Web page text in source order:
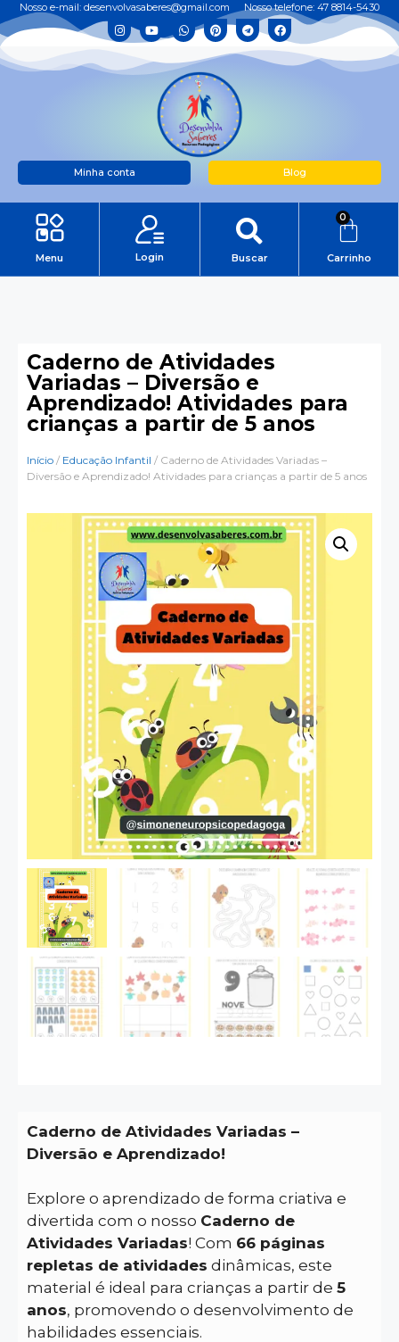
Nosso e-mail: desenvolvasaberes@gmail.com Nosso telefone: 47 8814-5430
Minha conta Blog
Menu Login Buscar
0
Carrinho
Caderno de Atividades
Variadas – Diversão e
Aprendizado! Atividades para
crianças a partir de 5 anos
Início / Educação Infantil / Caderno de Atividades Variadas –
Diversão e Aprendizado! Atividades para crianças a partir de 5 anos
Caderno de Atividades Variadas –
Diversão e Aprendizado!
Explore o aprendizado de forma criativa e
divertida com o nosso Caderno de
Atividades Variadas! Com 66 páginas
repletas de atividades dinâmicas, este
material é ideal para crianças a partir de 5
anos, promovendo o desenvolvimento de
habilidades essenciais.